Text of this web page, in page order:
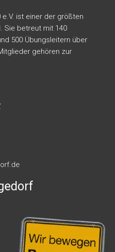
e.V. ist einer der größten
Sie betreut mit 140
500 Übungsleitern über
gehören zur